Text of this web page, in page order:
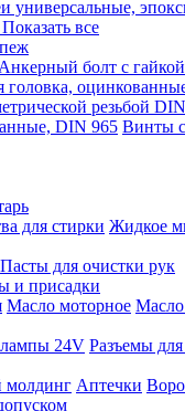
универсальные,
все
Анкерный болт с гайкой
головка,
резьбой
DIN 965 Винты
для стирки Жидкое
Пасты для очистки рук
и присадки
Масло моторное Масло
24V Разъемы
молдинг Аптечки